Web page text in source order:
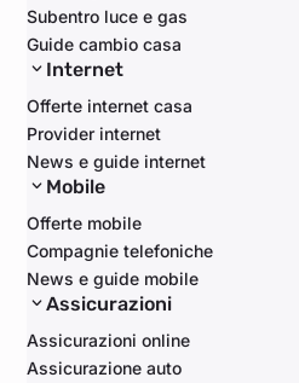
Subentro luce e gas
Guide cambio casa
Internet
Offerte internet casa
Provider internet
News e guide internet
Mobile
Offerte mobile
Compagnie telefoniche
News e guide mobile
Assicurazioni
Assicurazioni online
Assicurazione auto